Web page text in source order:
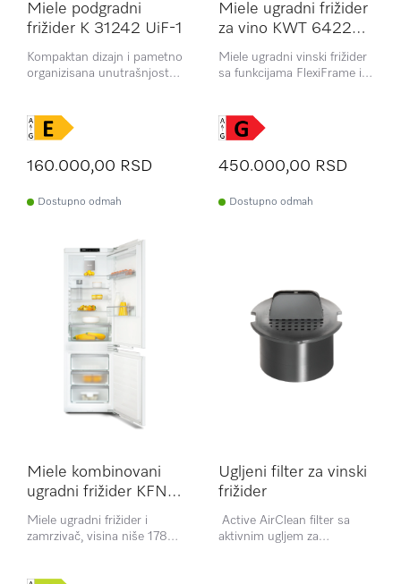
Miele podgradni
frižider K 31242 UiF-1
Kompaktan dizajn i pametno
organizisana unutrašnjost
160.000,00 RSD
Dostupno odmah
Miele ugradni frižider
za vino KWT 6422
iG-1
Miele ugradni vinski frižider
sa funkcijama FlexiFrame i
poznavaocima vina.
450.000,00 RSD
Dostupno odmah
Miele kombinovani
ugradni frižider KFN
7734 C
Miele ugradni frižider i
zamrzivač, visina niše 178
Ugljeni filter za vinski
frižider
Active AirClean filter sa
aktivnim ugljem za